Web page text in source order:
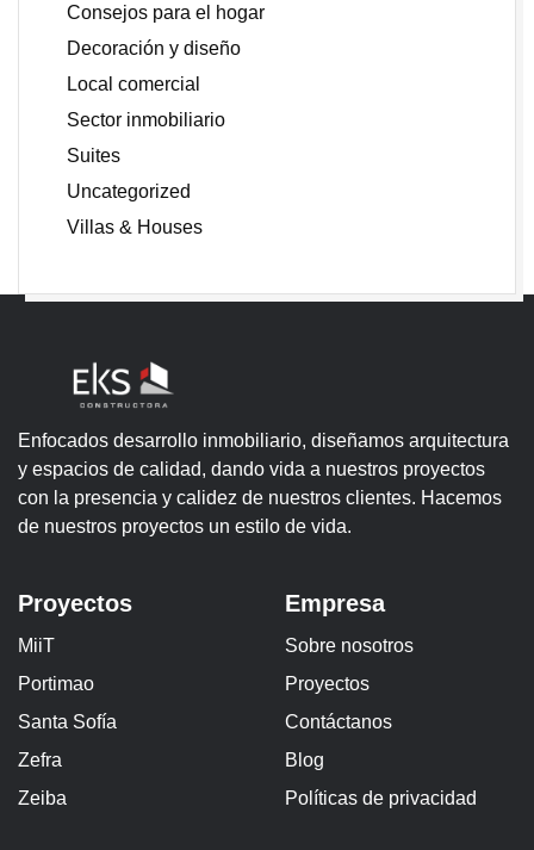
Consejos para el hogar
Decoración y diseño
Local comercial
Sector inmobiliario
Suites
Uncategorized
Villas & Houses
Enfocados desarrollo inmobiliario, diseñamos arquitectura
y espacios de calidad, dando vida a nuestros proyectos
con la presencia y calidez de nuestros clientes. Hacemos
de nuestros proyectos un estilo de vida.
Proyectos
MiiT
Portimao
Santa Sofía
Zefra
Zeiba
Empresa
Sobre nosotros
Proyectos
Contáctanos
Blog
Políticas de privacidad